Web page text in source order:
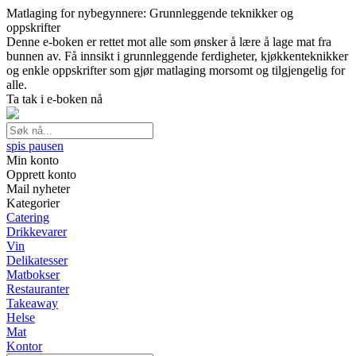
Matlaging for nybegynnere: Grunnleggende teknikker og
oppskrifter
Denne e-boken er rettet mot alle som ønsker å lære å lage mat fra
bunnen av. Få innsikt i grunnleggende ferdigheter, kjøkkenteknikker
og enkle oppskrifter som gjør matlaging morsomt og tilgjengelig for
alle.
Ta tak i e-boken nå
spis pausen
Min konto
Opprett konto
Mail nyheter
Kategorier
Catering
Drikkevarer
Vin
Delikatesser
Matbokser
Restauranter
Takeaway
Helse
Mat
Kontor